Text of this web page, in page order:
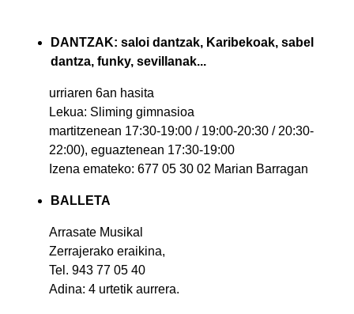
DANTZAK: saloi dantzak, Karibekoak, sabel
dantza, funky, sevillanak...
urriaren 6an hasita
Lekua: Sliming gimnasioa
martitzenean 17:30-19:00 / 19:00-20:30 / 20:30-
22:00), eguaztenean 17:30-19:00
Izena emateko: 677 05 30 02 Marian Barragan
BALLETA
Arrasate Musikal
Zerrajerako eraikina,
Tel. 943 77 05 40
Adina: 4 urtetik aurrera.